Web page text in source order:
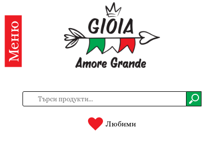
Категории
Продукти
нас
Меню
Любими